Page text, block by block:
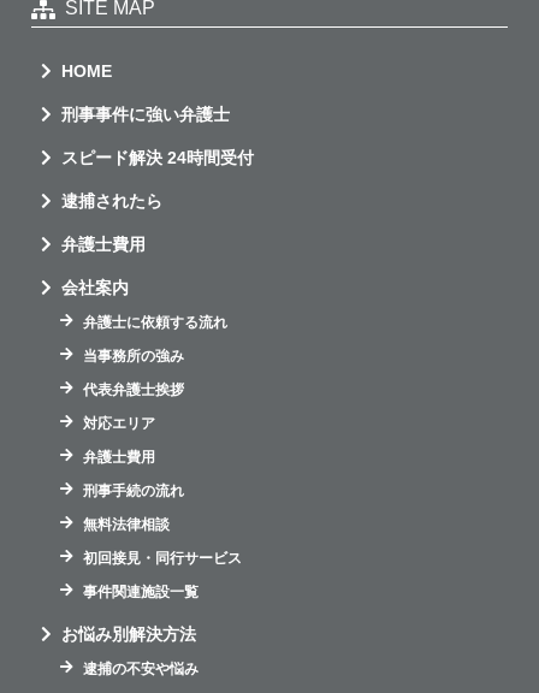
SITE MAP
HOME
刑事事件に強い弁護士
スピード解決 24時間受付
逮捕されたら
弁護士費用
会社案内
弁護士に依頼する流れ
当事務所の強み
代表弁護士挨拶
対応エリア
弁護士費用
刑事手続の流れ
無料法律相談
初回接見・同行サービス
事件関連施設一覧
お悩み別解決方法
逮捕の不安や悩み